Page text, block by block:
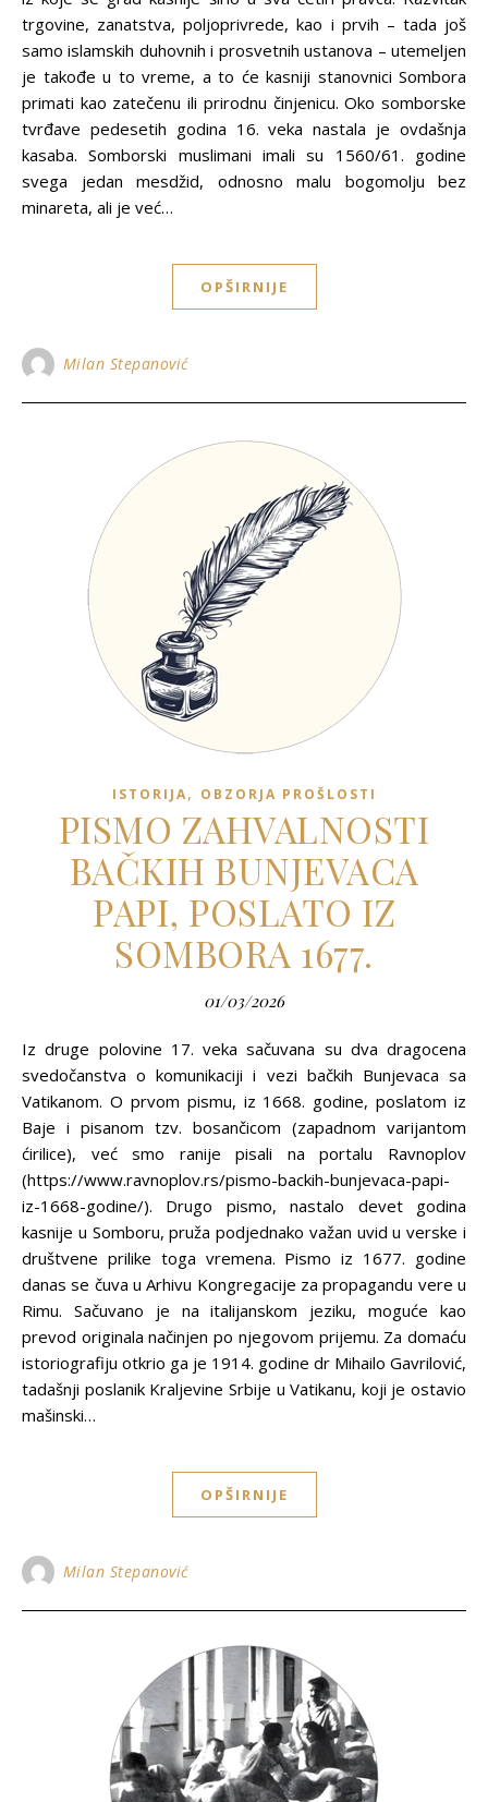
trgovine, zanatstva, polјoprivrede, kao i prvih – tada još
samo islamskih duhovnih i prosvetnih ustanova – utemelјen
je takođe u to vreme, a to će kasniji stanovnici Sombora
primati kao zatečenu ili prirodnu činjenicu. Oko somborske
tvrđave pedesetih godina 16. veka nastala je ovdašnja
kasaba. Somborski muslimani imali su 1560/61. godine
svega jedan mesdžid, odnosno malu bogomolјu bez
minareta, ali je već…
OPŠIRNIJE
Milan Stepanović
ISTORIJA, OBZORJA PROŠLOSTI
PISMO ZAHVALNOSTI
BAČKIH BUNJEVACA
PAPI, POSLATO IZ
SOMBORA 1677.
01/03/2026
Iz druge polovine 17. veka sačuvana su dva dragocena
svedočanstva o komunikaciji i vezi bačkih Bunjevaca sa
Vatikanom. O prvom pismu, iz 1668. godine, poslatom iz
Baje i pisanom tzv. bosančicom (zapadnom varijantom
ćirilice), već smo ranije pisali na portalu Ravnoplov
(https://www.ravnoplov.rs/pismo-backih-bunjevaca-papi-
iz-1668-godine/). Drugo pismo, nastalo devet godina
kasnije u Somboru, pruža podjednako važan uvid u verske i
društvene prilike toga vremena. Pismo iz 1677. godine
danas se čuva u Arhivu Kongregacije za propagandu vere u
Rimu. Sačuvano je na italijanskom jeziku, moguće kao
prevod originala načinjen po njegovom prijemu. Za domaću
istoriografiju otkrio ga je 1914. godine dr Mihailo Gavrilović,
tadašnji poslanik Kraljevine Srbije u Vatikanu, koji je ostavio
mašinski…
OPŠIRNIJE
Milan Stepanović